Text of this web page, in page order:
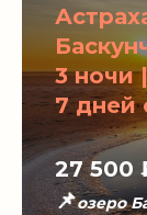
3 ночи
7 дней
27 500
📌озеро